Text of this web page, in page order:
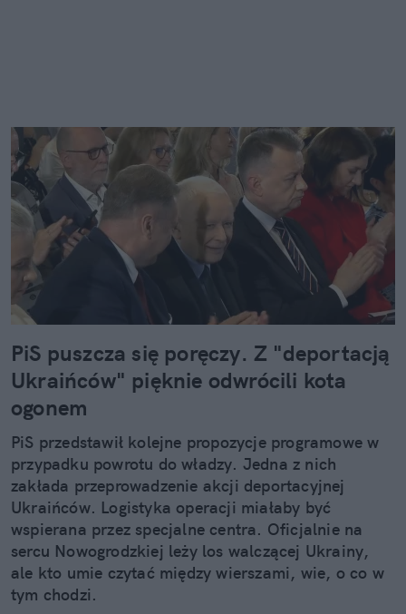
PiS puszcza się poręczy. Z "deportacją
Ukraińców" pięknie odwrócili kota
ogonem
PiS przedstawił kolejne propozycje programowe w
przypadku powrotu do władzy. Jedna z nich
zakłada przeprowadzenie akcji deportacyjnej
Ukraińców. Logistyka operacji miałaby być
wspierana przez specjalne centra. Oficjalnie na
sercu Nowogrodzkiej leży los walczącej Ukrainy,
ale kto umie czytać między wierszami, wie, o co w
tym chodzi.